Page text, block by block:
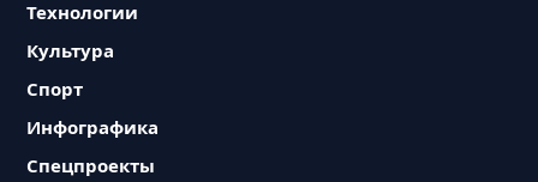
Технологии
Культура
Спорт
Инфографика
Спецпроекты